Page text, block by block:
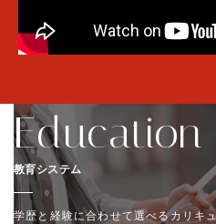
教育システム
学歴と経験に合わせて選べるカリキ